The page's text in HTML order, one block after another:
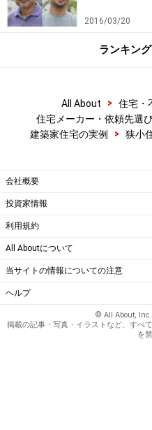
2016/03/20
ランキン
All About > 住宅・
住宅メーカー・依頼先選
建築家住宅の実例
> 狭小
会社概要
投資家情報
利用規約
All Aboutについて
当サイトの情報についての注意
ヘルプ
© All About,
掲載の記事・写真・イラストなど、すべ
を